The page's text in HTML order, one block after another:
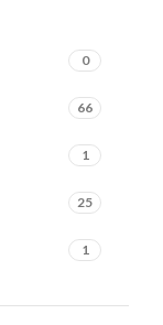
0
66
1
25
1